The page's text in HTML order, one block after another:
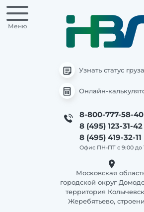
Узнать статус груза
Онлайн-
8-800-777-58-40
8 (495) 123-31-42
8 (495) 419-32-11
Офис ПН-ПТ с 9:00 до
Московская
городской округ
территория
Жеребятьево,
Меню